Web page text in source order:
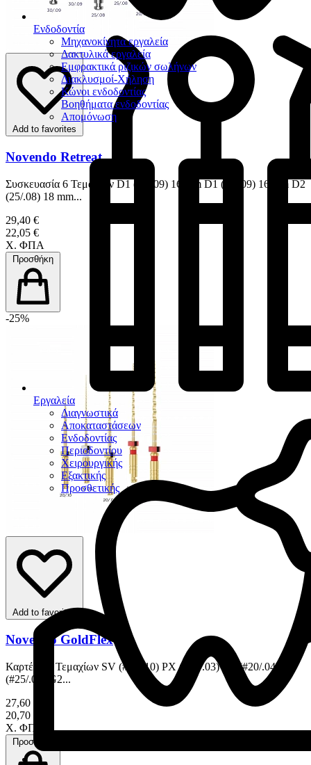
Ενδοδοντία
Μηχανοκίνητα εργαλεία
Δακτυλικά εργαλεία
Εμφρακτικά ριζικών σωλήνων
Διακλυσμοί-Χήληση
Κώνοι ενδοδοντίας
Βοηθήματα ενδοδοντίας
Απομόνωση
Εργαλεία
Διαγνωστικά
Αποκαταστάσεων
Ενδοδοντίας
Περιοδοντίου
Χειρουργικής
Εξακτικής
Προσθετικής
Add to favorites
Novendo Retreat
Συσκευασία 6 Τεμαχίων D1 (30/.09) 16 mm D1 (30/.09) 16 mm D2
(25/.08) 18 mm...
29,40 €
22,05 €
Χ. ΦΠΑ
Προσθήκη
-25%
Add to favorites
Novendo GoldFlex
Καρτέλα 5 Τεμαχίων SV (#20/.10) PX (#15/.03) G1 (#20/.04) G2
(#25/.04) G2...
27,60 €
20,70 €
Χ. ΦΠΑ
Προσθήκη